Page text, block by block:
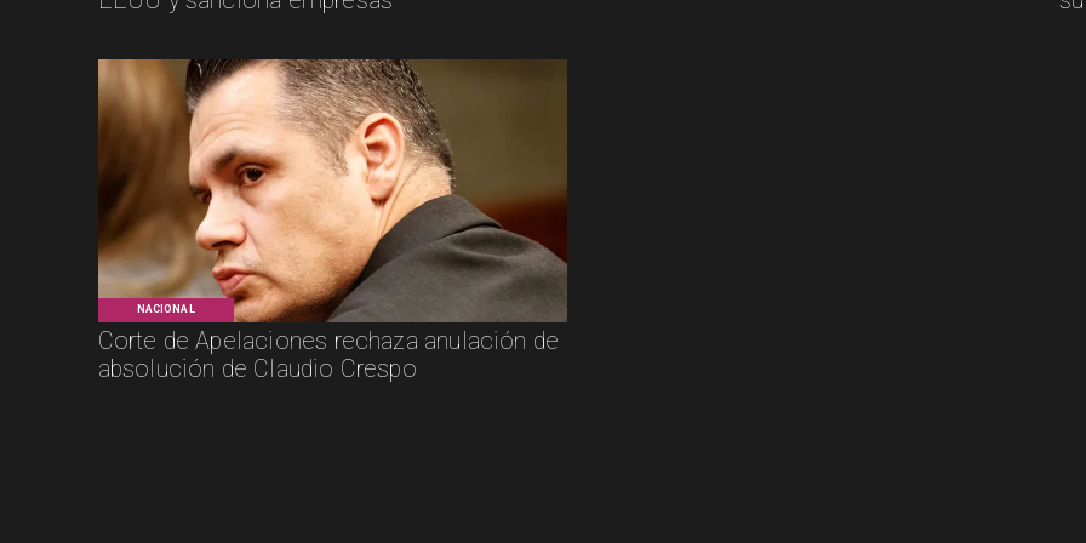
NACIONAL
Corte de Apelaciones rechaza anulación de
absolución de Claudio Crespo